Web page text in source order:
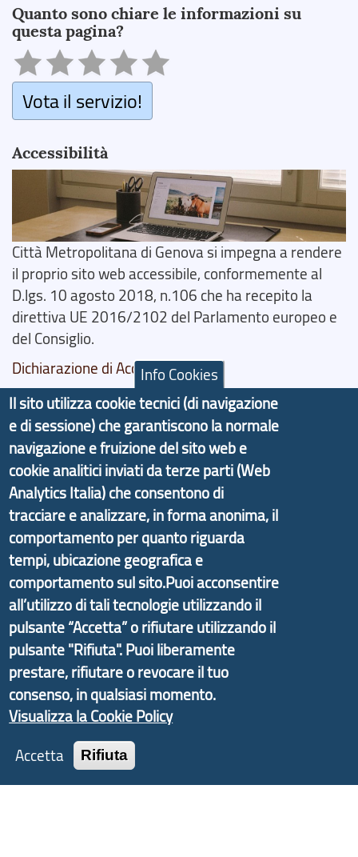
Quanto sono chiare le informazioni su
questa pagina?
Vota il servizio!
Accessibilità
Città Metropolitana di Genova si impegna a rendere
il proprio sito web accessibile, conformemente al
D.lgs. 10 agosto 2018, n.106 che ha recepito la
direttiva UE 2016/2102 del Parlamento europeo e
del Consiglio.
Dichiarazione di Accessibilità
Il progetto Aree Interne
Il portale di marketing territoriale e sviluppo locale
di Genova Città Metropolitana si è sviluppato a
partire dal progetto nazionale Aree Interne
promosso dal Dipartimento per lo Sviluppo
Economico e finalizzato al rilancio socio-economico
delle valli dell’entroterra. In particolare fornisce
informazioni ed aggiornamenti sullaStrategia
d'Area Antola-Tigullio, in collaborazione con Regione
Liguria ed ANCI Liguria.
Copyright © 2017 Città metropolitana di Genova |
CF: 80007350103
Info Cookies
Il sito utilizza cookie tecnici (di navigazione
e di sessione) che garantiscono la normale
navigazione e fruizione del sito web e
cookie analitici inviati da terze parti (Web
Analytics Italia) che consentono di
tracciare e analizzare, in forma anonima, il
comportamento per quanto riguarda
tempi, ubicazione geografica e
comportamento sul sito.Puoi acconsentire
all’utilizzo di tali tecnologie utilizzando il
pulsante “Accetta” o rifiutare utilizzando il
pulsante "Rifiuta". Puoi liberamente
prestare, rifiutare o revocare il tuo
consenso, in qualsiasi momento.
Visualizza la Cookie Policy
Accetta
Rifiuta